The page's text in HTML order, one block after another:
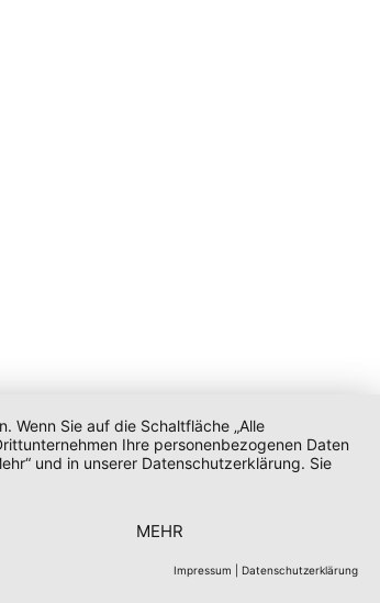
Wenn Sie auf die Schaltfläche „Alle
Ihre personenbezogenen Daten
und in unserer Datenschutzerklärung. Sie
MEHR
Impressum Datenschutzerklärung